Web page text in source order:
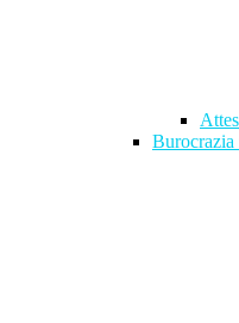
Burocrazia